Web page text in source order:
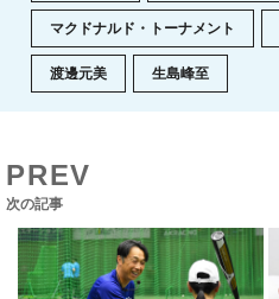
マクドナルド・トーナメント
渡邊元美 生島峰至
PREV
次の記事